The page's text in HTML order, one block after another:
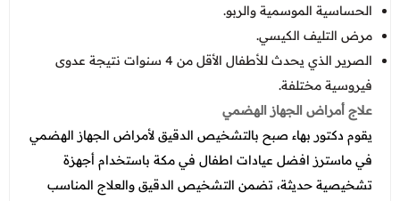
الحساسية الموسمية والربو.
مرض التليف الكيسي.
الصرير الذي يحدث للأطفال الأقل من 4 سنوات نتيجة عدوى
فيروسية مختلفة.
علاج أمراض الجهاز الهضمي
يقوم دكتور بهاء صبح بالتشخيص الدقيق لأمراض الجهاز الهضمي
في ماسترز افضل عيادات اطفال في مكة باستخدام أجهزة
تشخيصية حديثة، تضمن التشخيص الدقيق والعلاج المناسب